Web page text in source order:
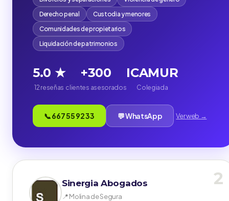
Derecho penal
Custodia y menores
Comunidades de propietarios
Liquidación de patrimonios
5.0 ★
12 reseñas
+300
clientes asesorados
ICAMUR
Colegiada
📞 667 55 92 33 💬 WhatsApp Ver web →
2
Sinergia Abogados
📍 Molina de Segura